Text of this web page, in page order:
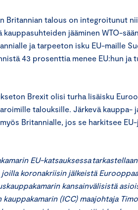
Britannian talous on integroitunut
jääminen WTO-
ja tarpeeton isku EU-maille
43 prosenttia menee EU:hun ja
Brexit olisi turha lisäisku
talouksille. Järkevä kauppa-
Britannialle, jos se harkitsee
EU-katsauksessa
koronakriisin jälkeistä
kansainvälisistä
kauppakamarin (ICC) maajohtaja